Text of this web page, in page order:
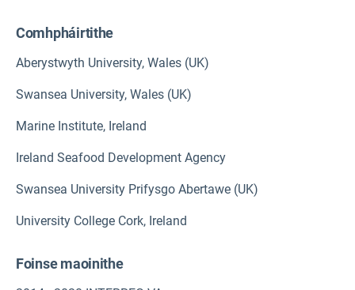
Comhpháirtithe
Aberystwyth University, Wales (UK)
Swansea University, Wales (UK)
Marine Institute, Ireland
Ireland Seafood Development Agency
Swansea University Prifysgo Abertawe (UK)
University College Cork, Ireland
Foinse maoinithe